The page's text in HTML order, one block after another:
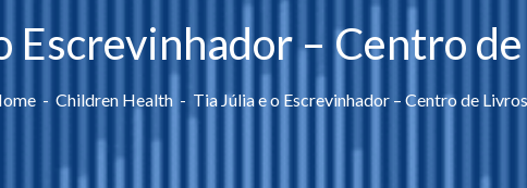
Escrevinhador – Centro
Children Health Tia Júlia e o Escrevinhador – Centro de